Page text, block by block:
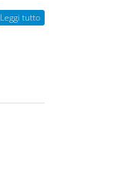
Leggi tutto